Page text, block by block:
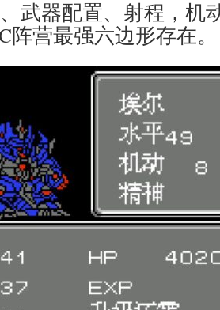
武器配置、射程，机
阵营最强六边形存在。